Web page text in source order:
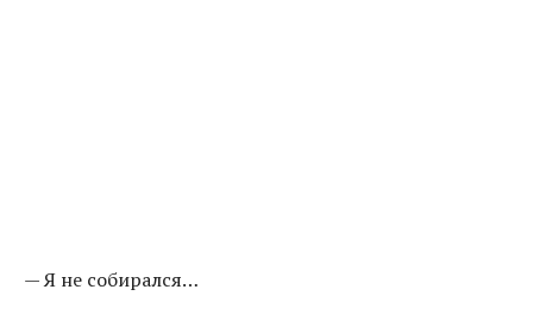
— Я не собирался…